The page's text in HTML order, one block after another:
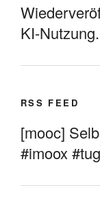
KI-Nutzung.
RSS FEED
[mooc]
#imoox